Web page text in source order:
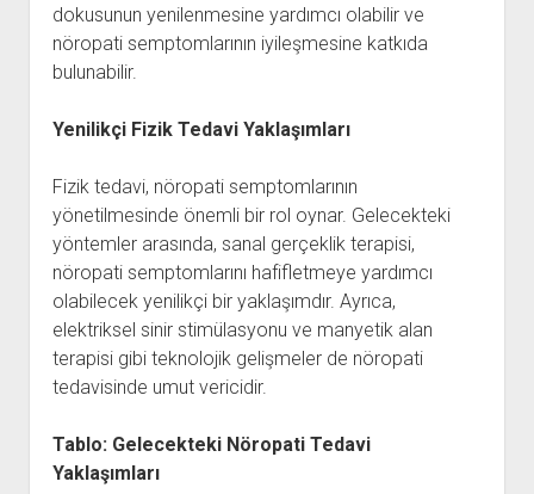
dokusunun yenilenmesine yardımcı olabilir ve
nöropati semptomlarının iyileşmesine katkıda
bulunabilir.
Yenilikçi Fizik Tedavi Yaklaşımları
Fizik tedavi, nöropati semptomlarının
yönetilmesinde önemli bir rol oynar. Gelecekteki
yöntemler arasında, sanal gerçeklik terapisi,
nöropati semptomlarını hafifletmeye yardımcı
olabilecek yenilikçi bir yaklaşımdır. Ayrıca,
elektriksel sinir stimülasyonu ve manyetik alan
terapisi gibi teknolojik gelişmeler de nöropati
tedavisinde umut vericidir.
Tablo: Gelecekteki Nöropati Tedavi
Yaklaşımları